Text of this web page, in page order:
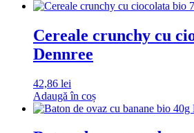
Cereale crunchy cu
Dennree
42,86 lei
Adaugă în coș